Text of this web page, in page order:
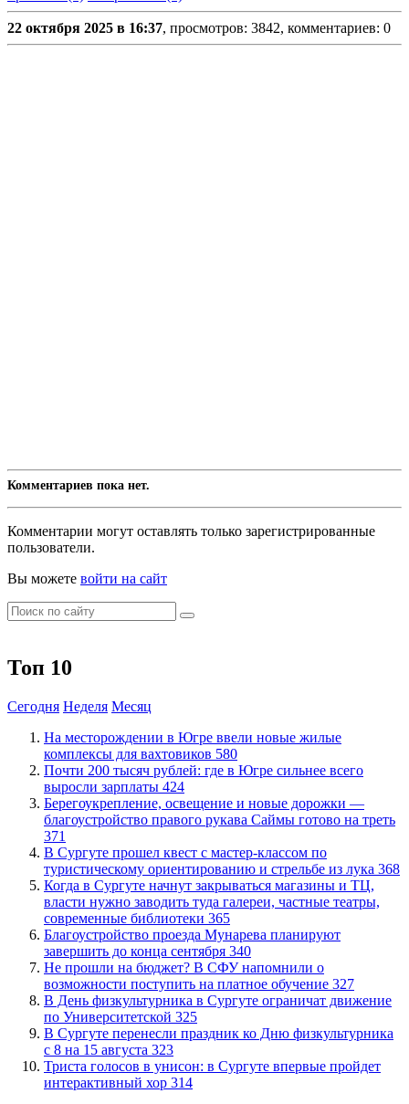
22 октября 2025 в 16:37, просмотров: 3842, комментариев: 0
Комментариев пока нет.
Комментарии могут оставлять только зарегистрированные
пользователи.
Вы можете войти на сайт
Топ 10
Сегодня Неделя Месяц
​На месторождении в Югре ввели новые жилые
комплексы для вахтовиков 580
​Почти 200 тысяч рублей: где в Югре сильнее всего
выросли зарплаты 424
Берегоукрепление, освещение и новые дорожки —
благоустройство правого рукава Саймы готово на треть
371
В Сургуте прошел квест с мастер-классом по
туристическому ориентированию и стрельбе из лука 368
​Когда в Сургуте начнут закрываться магазины и ТЦ,
власти нужно заводить туда галереи, частные театры,
современные библиотеки 365
Благоустройство проезда Мунарева планируют
завершить до конца сентября 340
Не прошли на бюджет? В СФУ напомнили о
возможности поступить на платное обучение 327
​В День физкультурника в Сургуте ограничат движение
по Университетской 325
​В Сургуте перенесли праздник ко Дню физкультурника
с 8 на 15 августа 323
​Триста голосов в унисон: в Сургуте впервые пройдет
интерактивный хор 314